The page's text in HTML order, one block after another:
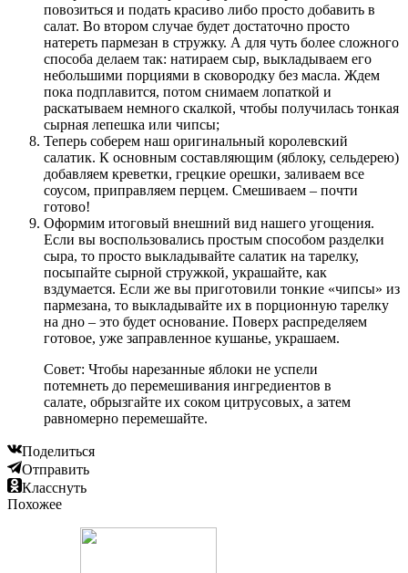
повозиться и подать красиво либо просто добавить в
салат. Во втором случае будет достаточно просто
натереть пармезан в стружку. А для чуть более сложного
способа делаем так: натираем сыр, выкладываем его
небольшими порциями в сковородку без масла. Ждем
пока подплавится, потом снимаем лопаткой и
раскатываем немного скалкой, чтобы получилась тонкая
сырная лепешка или чипсы;
Теперь соберем наш оригинальный королевский
салатик. К основным составляющим (яблоку, сельдерею)
добавляем креветки, грецкие орешки, заливаем все
соусом, приправляем перцем. Смешиваем – почти
готово!
Оформим итоговый внешний вид нашего угощения.
Если вы воспользовались простым способом разделки
сыра, то просто выкладывайте салатик на тарелку,
посыпайте сырной стружкой, украшайте, как
вздумается. Если же вы приготовили тонкие «чипсы» из
пармезана, то выкладывайте их в порционную тарелку
на дно – это будет основание. Поверх распределяем
готовое, уже заправленное кушанье, украшаем.
Совет: Чтобы нарезанные яблоки не успели
потемнеть до перемешивания ингредиентов в
салате, обрызгайте их соком цитрусовых, а затем
равномерно перемешайте.
Поделиться
Отправить
Класснуть
Похожее